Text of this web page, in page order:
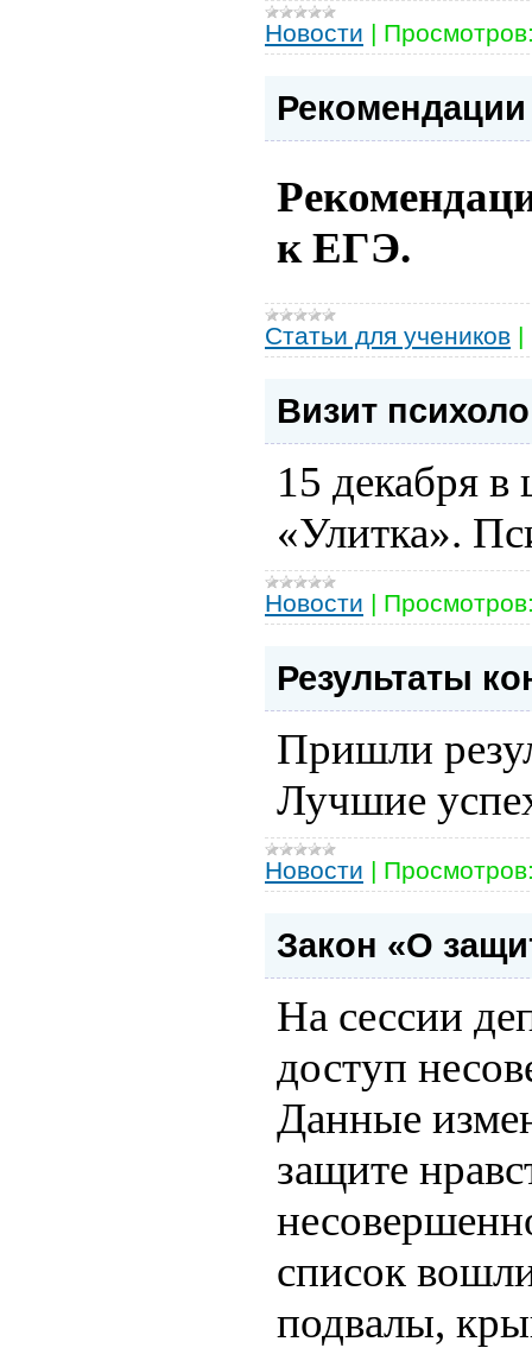
Новости |
к ЕГЭ.
Статьи для учеников |
Визит
15 декабря в
«Улитка».
Новости |
Результаты
Пришли
Лучшие
Новости |
Закон «О
На сессии
доступ
Данные
защите
список
подвалы,